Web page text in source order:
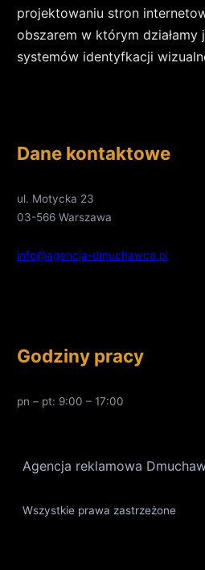
projektowaniu stron
obszarem w którym
systemów identyfkacji
Dane kontaktowe
ul. Motycka 23
03-566 Warszawa
info@agencja-dmuchawce.pl
Godziny pracy
pn – pt: 9:00 – 17:00
Agencja reklamowa
Wszystkie prawa zastrzeżone